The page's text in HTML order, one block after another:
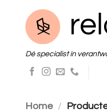
content
Dé specialist in
Home /